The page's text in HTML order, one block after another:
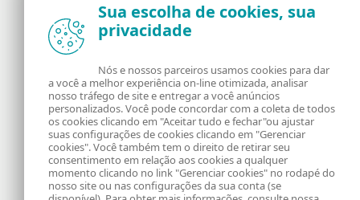
Notícias, opiniões e análises da comunidade de
segurança da ESET
Sobre o WeLiveSecurity RSS Feed
Fale Conosco Endereço
Informação Legal Política de Cookies
Sua escolha de cookies, sua
privacidade
Nós e nossos parceiros usamos cookies para dar
a você a melhor experiência on-line otimizada, analisar
nosso tráfego de site e entregar a você anúncios
personalizados. Você pode concordar com a coleta de todos
os cookies clicando em "Aceitar tudo e fechar"ou ajustar
suas configurações de cookies clicando em "Gerenciar
cookies". Você também tem o direito de retirar seu
consentimento em relação aos cookies a qualquer
momento clicando no link "Gerenciar cookies" no rodapé do
nosso site ou nas configurações da sua conta (se